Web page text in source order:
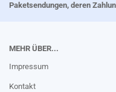
Paketsendungen, deren
MEHR ÜBER...
Impressum
Kontakt